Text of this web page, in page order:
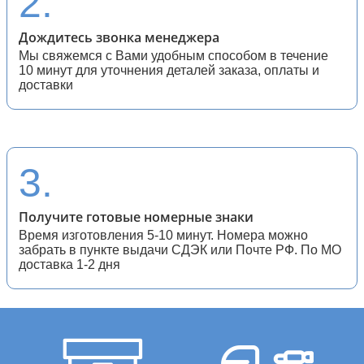
Дождитесь звонка менеджера
Мы свяжемся с Вами удобным способом в течение
10 минут для уточнения деталей заказа, оплаты и
доставки
3.
Получите готовые номерные знаки
Время изготовления 5-10 минут. Номера можно
забрать в пункте выдачи СДЭК или Почте РФ. По МО
доставка 1-2 дня